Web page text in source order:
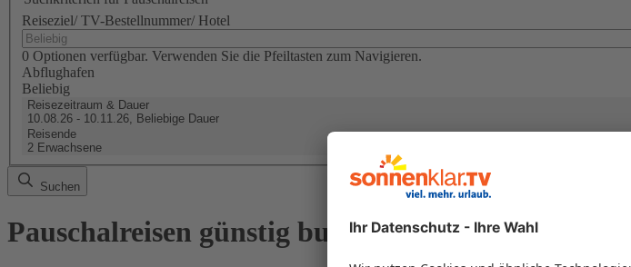
Reiseziel/ TV-Bestellnummer/ Hotel
0 Optionen verfügbar. Verwenden Sie die Pfeiltasten zum Navigieren.
Abflughafen
Beliebig
Reisezeitraum & Dauer
10.08.26 - 10.11.26, Beliebige Dauer
Reisende
2 Erwachsene
Suchen
Pauschalreisen günstig buchen